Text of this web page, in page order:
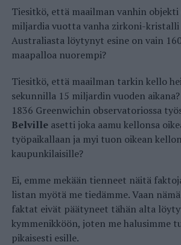
Tiesitkö, että maailman vanhin
miljardia vuotta vanha zirkoni-
Australiasta löytynyt esine on vain
maapalloa nuorempi?
Tiesitkö, että maailman tarkin kello
sekunnilla 15 miljardin vuoden
1836 Greenwichin observatoriossa
Belvilleasetti joka aamu kellonsa
työpaikallaan ja myi tuon oikean
kaupunkilaisille?
Ei, emme mekään tienneet näitä
listan myötä me tiedämme. Vaan
faktat eivät päätyneet tähän alta
kymmenikköön, joten me halusimme
pikaisesti esille.